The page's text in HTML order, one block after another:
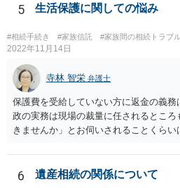
5 生活保護に関しての悩み
#相続手続き #家族信託 #家族間の相続トラブ
2022年11月14日
寺林 智栄 弁護士
保護費を受給していない方に返金の義
政の実務は現場の裁量に任されるとこ
きませんか」とお伺いされることくら
考えてご判断いただくのが良いと思いま
6 遺産相続の関係について